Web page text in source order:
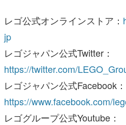
レゴ公式オンラインストア：
jp
レゴジャパン公式Twitter：
https://twitter.com/
レゴジャパン公式Facebook：
https://www.facebook.com/
レゴグループ公式Youtube：